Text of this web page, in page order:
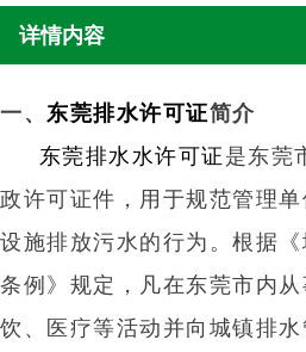
详情内容
一、 东莞排水许可证简介
东莞排水水许可证 是东莞
政许可证件，用于规范管理
设施排放污水的行为。根据
条例》规定，凡在东莞市内
饮、医疗等活动并向城镇排